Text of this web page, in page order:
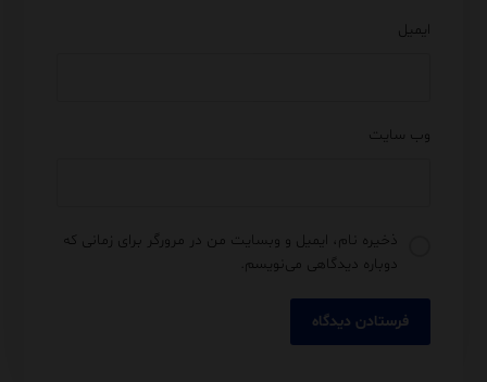
ایمیل
وب‌ سایت
ذخیره نام، ایمیل و وبسایت من در مرورگر برای زمانی که
دوباره دیدگاهی می‌نویسم.